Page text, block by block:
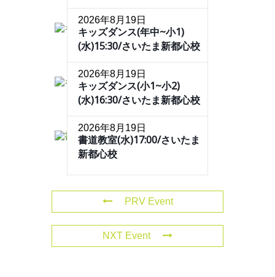
2026年8月19日
キッズダンス(年中~小1)
(水)15:30/さいたま新都心校
2026年8月19日
キッズダンス(小1~小2)
(水)16:30/さいたま新都心校
2026年8月19日
書道教室(水)17:00/さいたま
新都心校
PRV Event
NXT Event